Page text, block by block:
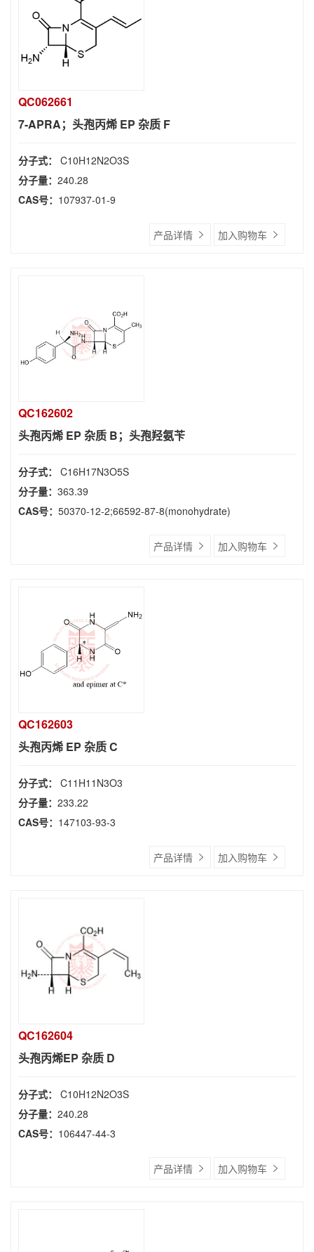
QC062661
7-APRA；头孢丙烯 EP 杂质 F
分子式： C10H12N2O3S
分子量： 240.28
CAS号： 107937-01-9
产品详情 加入购物车
QC162602
头孢丙烯 EP 杂质 B；头孢羟氨​​苄
分子式： C16H17N3O5S
分子量： 363.39
CAS号： 50370-12-2;66592-87-8(monohydrate)
产品详情 加入购物车
QC162603
头孢丙烯 EP 杂质 C
分子式： C11H11N3O3
分子量： 233.22
CAS号： 147103-93-3
产品详情 加入购物车
QC162604
头孢丙烯EP 杂质 D
分子式： C10H12N2O3S
分子量： 240.28
CAS号： 106447-44-3
产品详情 加入购物车